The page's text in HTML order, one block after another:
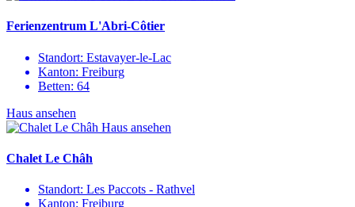
Ferienzentrum L'Abri-Côtier
Standort: Estavayer-le-Lac
Kanton: Freiburg
Betten: 64
Haus ansehen
Haus ansehen
Chalet Le Châh
Standort: Les Paccots - Rathvel
Kanton: Freiburg